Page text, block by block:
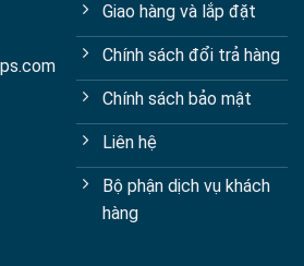
Giao hàng và lắp đặt
Chính sách đổi trả hàng
Chính sách bảo mật
Liên hệ
Bộ phận dịch vụ khách
hàng